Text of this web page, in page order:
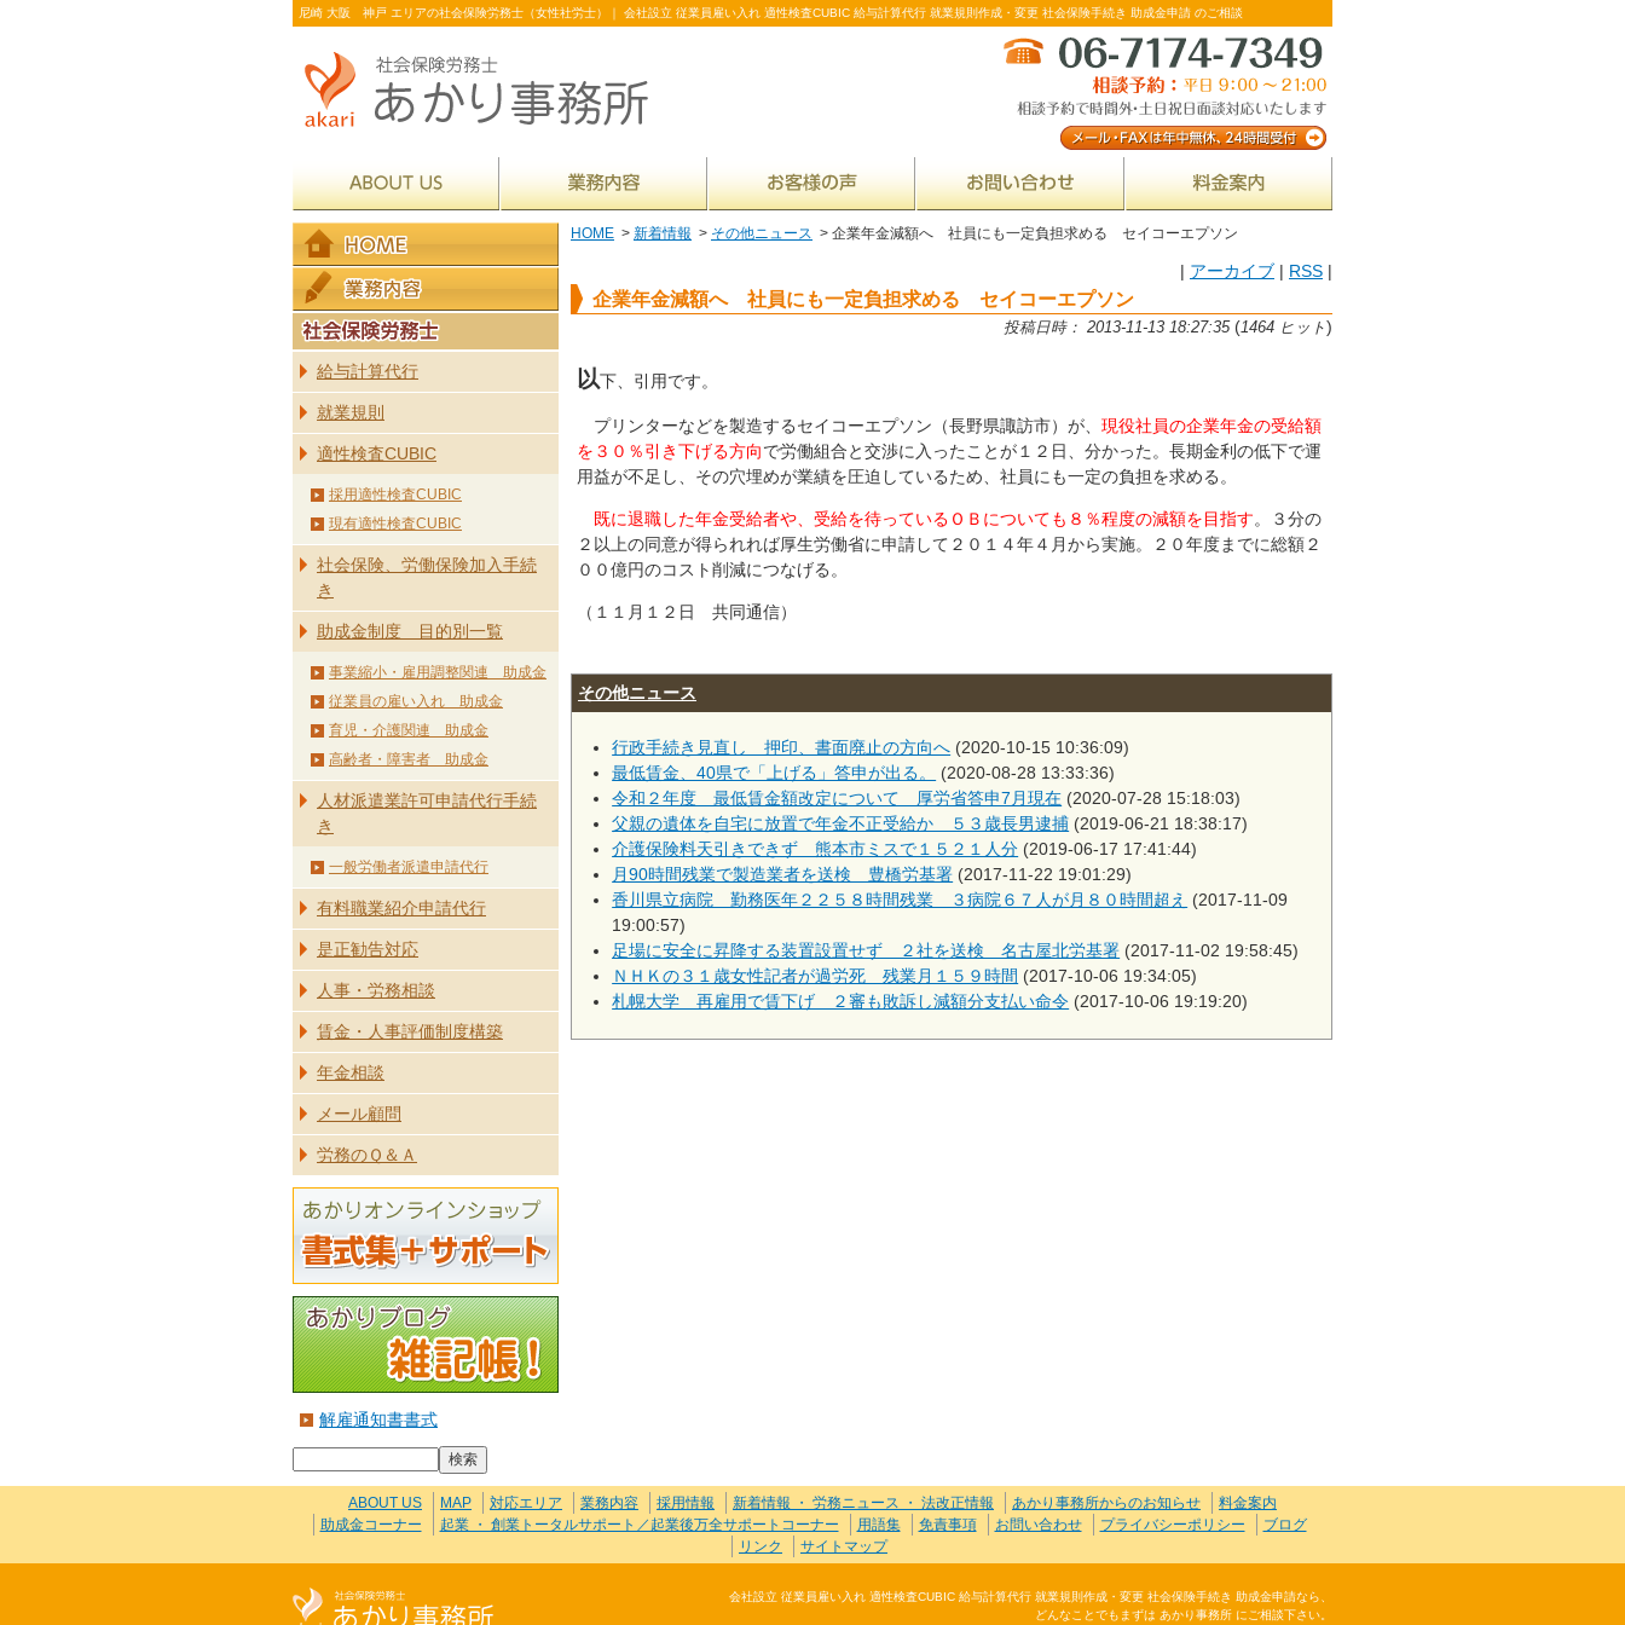
尼崎 大阪 神戸 エリアの社会保険労務士（女性社労士）｜ 会社設立 従業員雇い入れ 適性検査CUBIC 給与計算代行 就業規則作成・変更 社会保険手続き 助成金申請 のご相談
HOME > 新着情報 > その他ニュース > 企業年金減額へ 社員にも一定負担求める セイコーエプソン
| アーカイブ | RSS |
企業年金減額へ 社員にも一定負担求める セイコーエプソン
投稿日時： 2013-11-13 18:27:35(1464 ヒット)
以下、引用です。
プリンターなどを製造するセイコーエプソン（長野県諏訪市）が、 現役社員の企業年金の受給額
を３０％引き下げる方向で労働組合と交渉に入ったことが１２日、分かった。長期金利の低下で運
用益が不足し、その穴埋めが業績を圧迫しているため、社員にも一定の負担を求める。
既に退職した年金受給者や、受給を待っているＯＢについても８％程度の減額を目指す。３分の
２以上の同意が得られれば厚生労働省に申請して２０１４年４月から実施。２０年度までに総額２
００億円のコスト削減につなげる。
（１１月１２日 共同通信）
その他ニュース
行政手続き見直し 押印、書面廃止の方向へ (2020-10-15 10:36:09)
最低賃金、40県で「上げる」答申が出る。
(2020-08-28 13:33:36)
令和２年度 最低賃金額改定について 厚労省答申7月現在 (2020-07-28 15:18:03)
父親の遺体を自宅に放置で年金不正受給か ５３歳長男逮捕 (2019-06-21 18:38:17)
介護保険料天引きできず 熊本市ミスで１５２１人分 (2019-06-17 17:41:44)
月90時間残業で製造業者を送検 豊橋労基署 (2017-11-22 19:01:29)
香川県立病院 勤務医年２２５８時間残業 ３病院６７人が月８０時間超え (2017-11-09
19:00:57)
足場に安全に昇降する装置設置せず ２社を送検 名古屋北労基署 (2017-11-02 19:58:45)
ＮＨＫの３１歳女性記者が過労死 残業月１５９時間 (2017-10-06 19:34:05)
札幌大学 再雇用で賃下げ ２審も敗訴し減額分支払い命令 (2017-10-06 19:19:20)
給与計算代行
就業規則
適性検査CUBIC
採用適性検査CUBIC
現有適性検査CUBIC
社会保険、労働保険加入手続
き
助成金制度 目的別一覧
事業縮小・雇用調整関連 助成金
従業員の雇い入れ 助成金
育児・介護関連 助成金
高齢者・障害者 助成金
人材派遣業許可申請代行手続
き
一般労働者派遣申請代行
有料職業紹介申請代行
是正勧告対応
人事・労務相談
賃金・人事評価制度構築
年金相談
メール顧問
労務のＱ＆Ａ
解雇通知書書式
ABOUT US MAP 対応エリア 業務内容 採用情報 新着情報 ・ 労務ニュース ・ 法改正情報 あかり事務所からのお知らせ
料金案内
助成金コーナー
起業 ・ 創業トータルサポート／起業後万全サポートコーナー 用語集 免責事項 お問い合わせ プライバシーポリシー
ブログ
リンク
サイトマップ
会社設立 従業員雇い入れ 適性検査CUBIC 給与計算代行 就業規則作成・変更 社会保険手続き 助成金申請なら、
どんなことでもまずは あかり事務所 にご相談下さい。